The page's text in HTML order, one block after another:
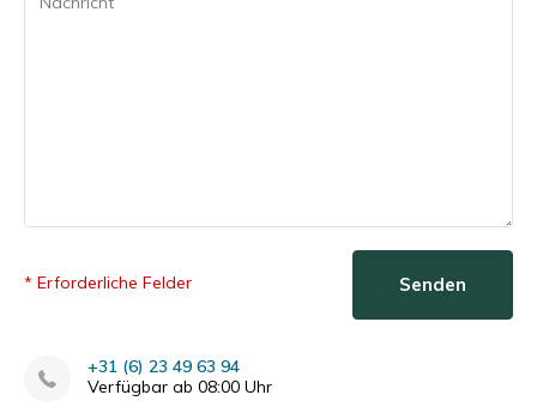
* Erforderliche Felder Senden
+31 (6) 23 49 63 94
Verfügbar ab 08:00 Uhr